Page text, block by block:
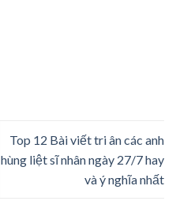
Top 12 Bài viết tri ân các anh
hùng liệt sĩ nhân ngày 27/7 hay
và ý nghĩa nhất